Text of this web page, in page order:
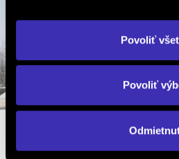
Povoliť
Povoliť